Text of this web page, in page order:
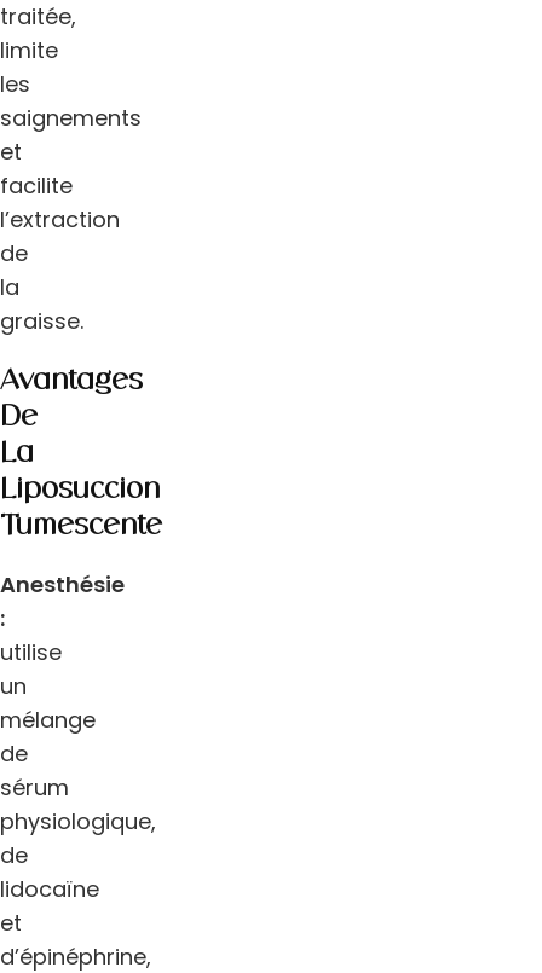
traitée,
limite
les
saignements
et
facilite
l’extraction
de
la
graisse.
Avantages
De
La
Liposuccion
Tumescente
Anesthésie
:
utilise
un
mélange
de
sérum
physiologique,
de
lidocaïne
et
d’épinéphrine,